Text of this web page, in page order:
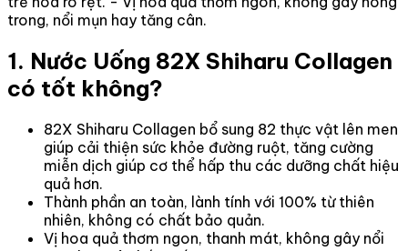
trong, nổi mụn hay tăng cân.
1. Nước Uống 82X Shiharu Collagen
có tốt không?
82X Shiharu Collagen bổ sung 82 thực vật lên men
giúp cải thiện sức khỏe đường ruột, tăng cường
miễn dịch giúp cơ thể hấp thu các dưỡng chất hiệu
quả hơn.
Thành phần an toàn, lành tính với 100% từ thiên
nhiên, không có chất bảo quản.
Vị hoa quả thơm ngon, thanh mát, không gây nổi